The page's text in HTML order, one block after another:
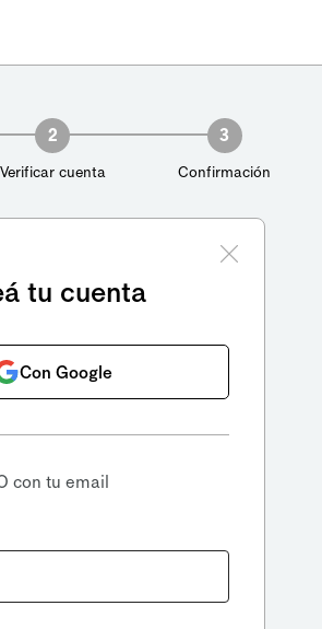
2
Verificar cuenta
3
Confirmación
tu cuenta
Con Google
con tu email